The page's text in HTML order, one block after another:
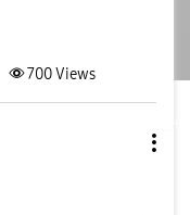
700Views